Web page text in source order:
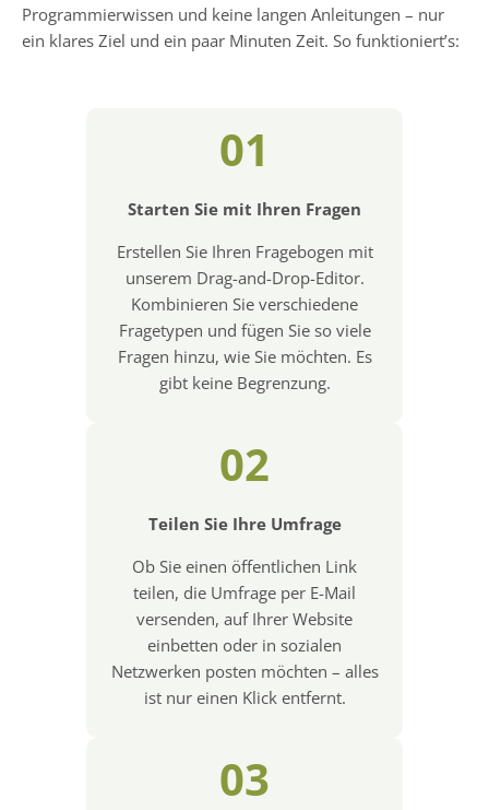
Programmierwissen und keine langen Anleitungen – nur
ein klares Ziel und ein paar Minuten Zeit. So funktioniert’s:
01
Starten Sie mit Ihren Fragen
Erstellen Sie Ihren Fragebogen mit
unserem Drag-and-Drop-Editor.
Kombinieren Sie verschiedene
Fragetypen und fügen Sie so viele
Fragen hinzu, wie Sie möchten. Es
gibt keine Begrenzung.
02
Teilen Sie Ihre Umfrage
Ob Sie einen öffentlichen Link
teilen, die Umfrage per E-Mail
versenden, auf Ihrer Website
einbetten oder in sozialen
Netzwerken posten möchten – alles
ist nur einen Klick entfernt.
03